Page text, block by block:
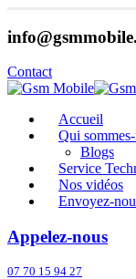
Contact
Accueil
Qui
Blogs
Service
Nos vidéos
Envoyez-
Appelez-nous
07 70 15 94 27